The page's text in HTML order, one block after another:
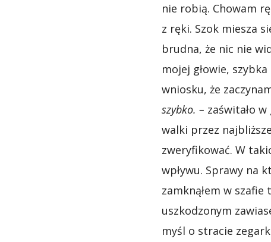
nie robią. Chowam
z ręki. Szok miesza
brudna, że nic nie
mojej głowie,
wniosku, że
szybko. – zaświtało
walki przez
zweryfikować. W
wpływu. Sprawy na
zamknąłem w
uszkodzonym
myśl o stracie